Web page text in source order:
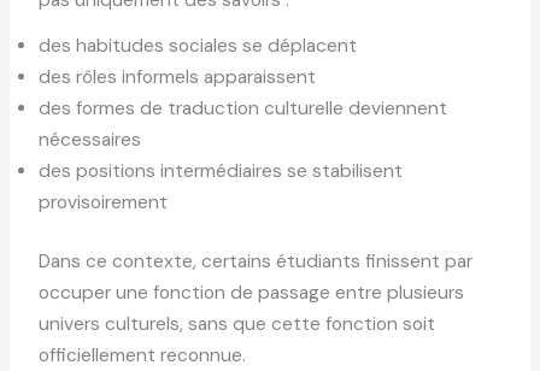
des habitudes sociales se déplacent
des rôles informels apparaissent
des formes de traduction culturelle deviennent
nécessaires
des positions intermédiaires se stabilisent
provisoirement
Dans ce contexte, certains étudiants finissent par
occuper une fonction de passage entre plusieurs
univers culturels, sans que cette fonction soit
officiellement reconnue.